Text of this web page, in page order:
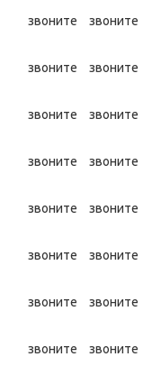
звоните звоните
звоните звоните
звоните звоните
звоните звоните
звоните звоните
звоните звоните
звоните звоните
звоните звоните